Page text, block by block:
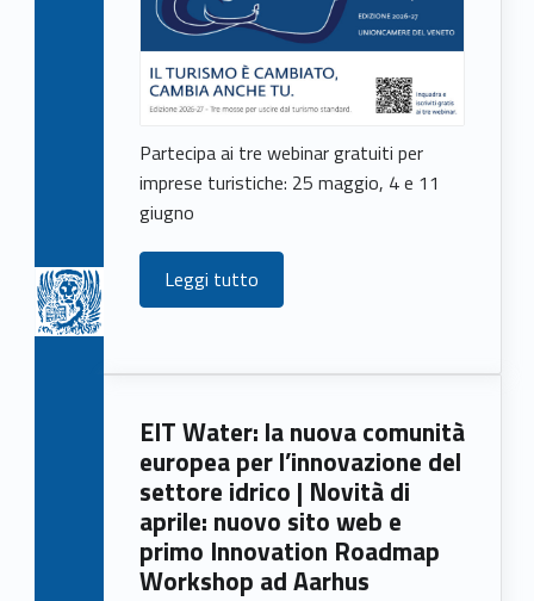
Partecipa ai tre webinar gratuiti per
imprese turistiche: 25 maggio, 4 e 11
giugno
Leggi tutto
EIT Water: la nuova comunità
europea per l’innovazione del
settore idrico | Novità di
aprile: nuovo sito web e
primo Innovation Roadmap
Workshop ad Aarhus